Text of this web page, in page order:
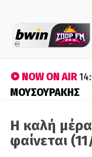
NOW ON AIR
ΜΟΥΣΟΥΡΑΚΗΣ
Η καλή
φαίνεται